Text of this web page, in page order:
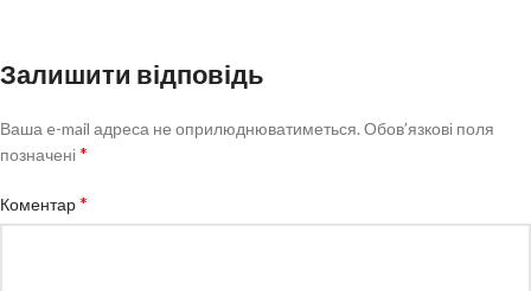
Залишити відповідь
Ваша e-mail адреса не оприлюднюватиметься. Обов’язкові поля
позначені*
Коментар*